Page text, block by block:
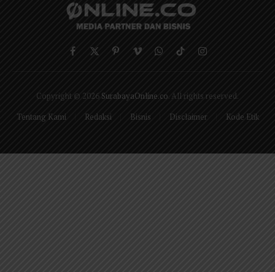
Facebook
X
PinterestVimeoWhatsApp
TikTokInstagram
Copyright © 2026 SurabayaOnline.co . All rights reserved.
Tentang Kami
Redaksi Bisnis Disclaimer Kode Etik